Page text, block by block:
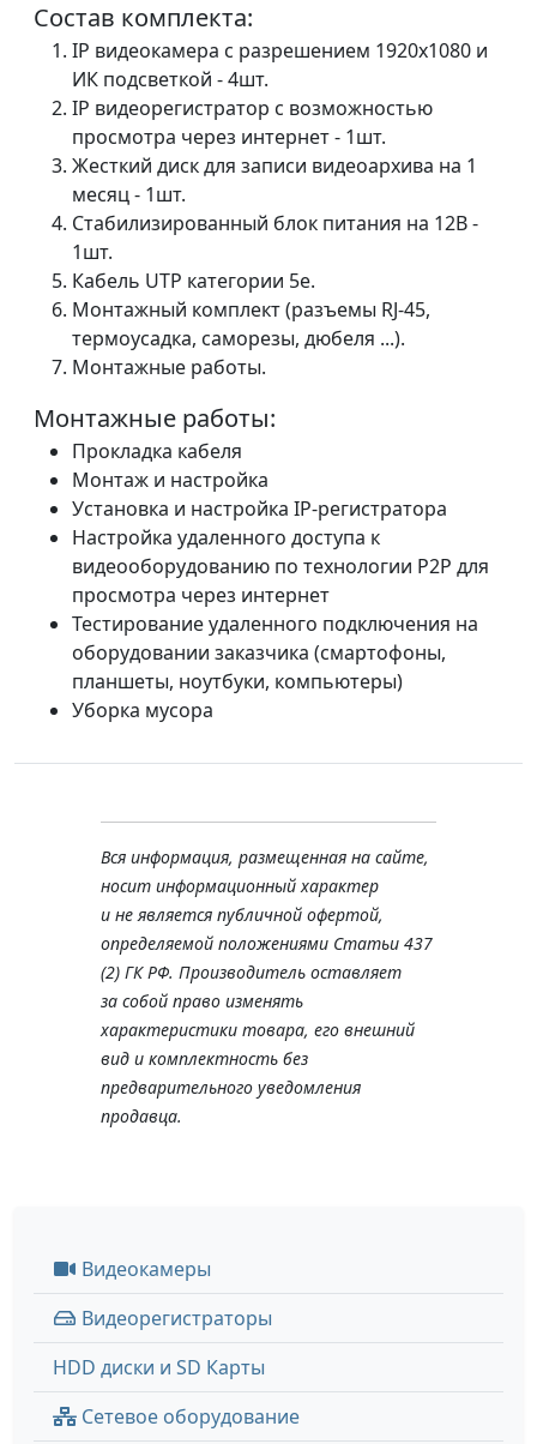
Состав комплекта:
IP видеокамера с разрешением 1920х1080 и
ИК подсветкой - 4шт.
IP видеорегистратор с возможностью
просмотра через интернет - 1шт.
Жесткий диск для записи видеоархива на 1
месяц - 1шт.
Стабилизированный блок питания на 12В -
1шт.
Кабель UTP категории 5e.
Монтажный комплект (разъемы RJ-45,
термоусадка, саморезы, дюбеля ...).
Монтажные работы.
Монтажные работы:
Прокладка кабеля
Монтаж и настройка
Установка и настройка IP-регистратора
Настройка удаленного доступа к
видеооборудованию по технологии P2P для
просмотра через интернет
Тестирование удаленного подключения на
оборудовании заказчика (смартофоны,
планшеты, ноутбуки, компьютеры)
Уборка мусора
Вся информация, размещенная на сайте,
носит информационный характер
и не является публичной офертой,
определяемой положениями Статьи 437
(2) ГК РФ. Производитель оставляет
за собой право изменять
характеристики товара, его внешний
вид и комплектность без
предварительного уведомления
продавца.
Видеокамеры
Видеорегистраторы
HDD диски и SD Карты
Сетевое оборудование